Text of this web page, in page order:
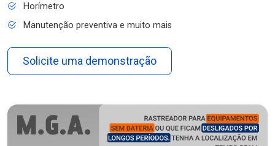
Horímetro
Manutenção preventiva e muito mais
Solicite uma demonstração